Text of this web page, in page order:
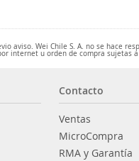
aviso. Wei Chile S. A. no se hace
internet u orden de compra
Contacto
Ventas
MicroCompra
RMA y Garantía